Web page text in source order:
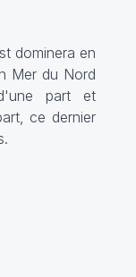
dominera en
Mer du Nord
part et
ce dernier